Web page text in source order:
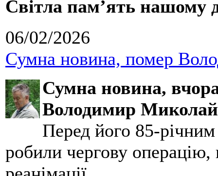
Світла пам’ять нашому
06/02/2026
Сумна новина, помер
Сумна новина,
Володимир
Перед його 85-
робили чергову операцію,